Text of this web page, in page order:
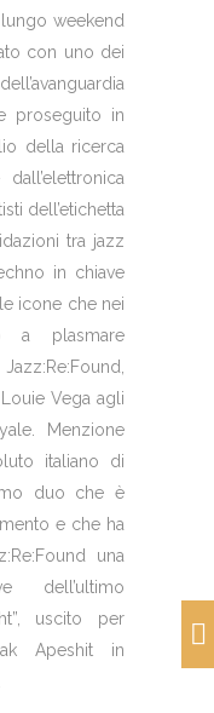
weekend
con uno dei
e proseguito in
della ricerca
dell’etichetta
tra jazz
in chiave
icone che nei
a plasmare
Louie Vega agli
. Menzione
italiano di
duo che è
e che ha
una
dell’ultimo
uscito per
Apeshit in